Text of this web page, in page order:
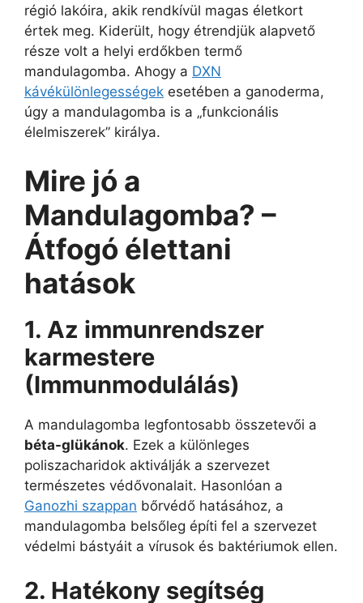
régió lakóira, akik rendkívül magas életkort
értek meg. Kiderült, hogy étrendjük alapvető
része volt a helyi erdőkben termő
mandulagomba. Ahogy a DXN
kávékülönlegességek esetében a ganoderma,
úgy a mandulagomba is a „funkcionális
élelmiszerek” királya.
Mire jó a
Mandulagomba? –
Átfogó élettani
hatások
1. Az immunrendszer
karmestere
(Immunmodulálás)
A mandulagomba legfontosabb összetevői a
béta-glükánok. Ezek a különleges
poliszacharidok aktiválják a szervezet
természetes védővonalait. Hasonlóan a
Ganozhi szappan bőrvédő hatásához, a
mandulagomba belsőleg építi fel a szervezet
védelmi bástyáit a vírusok és baktériumok ellen.
2. Hatékony segítség